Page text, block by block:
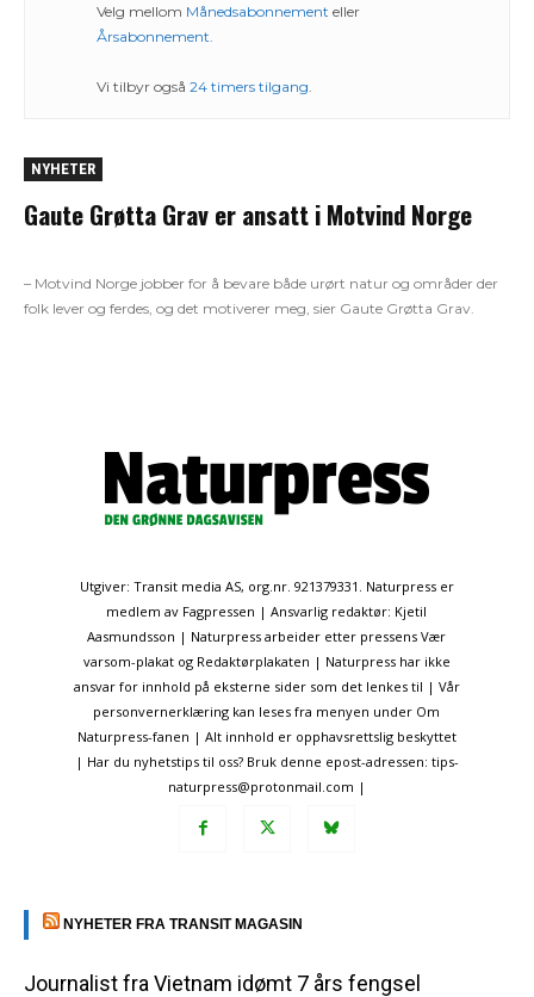
Velg mellom Månedsabonnement eller
Årsabonnement
Vi tilbyr også 24 timers tilgang
NYHETER
Gaute Grøtta Grav er ansatt i Motvind Norge
– Motvind Norge jobber for å bevare både urørt natur og områder der
folk lever og ferdes, og det motiverer meg, sier Gaute Grøtta Grav.
Utgiver: Transit media AS, org.nr. 921379331. Naturpress er
medlem av Fagpressen | Ansvarlig redaktør: Kjetil
Aasmundsson | Naturpress arbeider etter pressens Vær
varsom-plakat og Redaktørplakaten | Naturpress har ikke
ansvar for innhold på eksterne sider som det lenkes til | Vår
personvernerklæring kan leses fra menyen under Om
Naturpress-fanen | Alt innhold er opphavsrettslig beskyttet
| Har du nyhetstips til oss? Bruk denne epost-adressen: tips-
naturpress@protonmail.com |
NYHETER FRA TRANSIT MAGASIN
Journalist fra Vietnam idømt 7 års fengsel